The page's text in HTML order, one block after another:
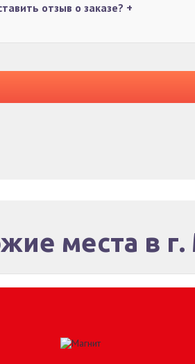
отзыв о заказе? +
места в